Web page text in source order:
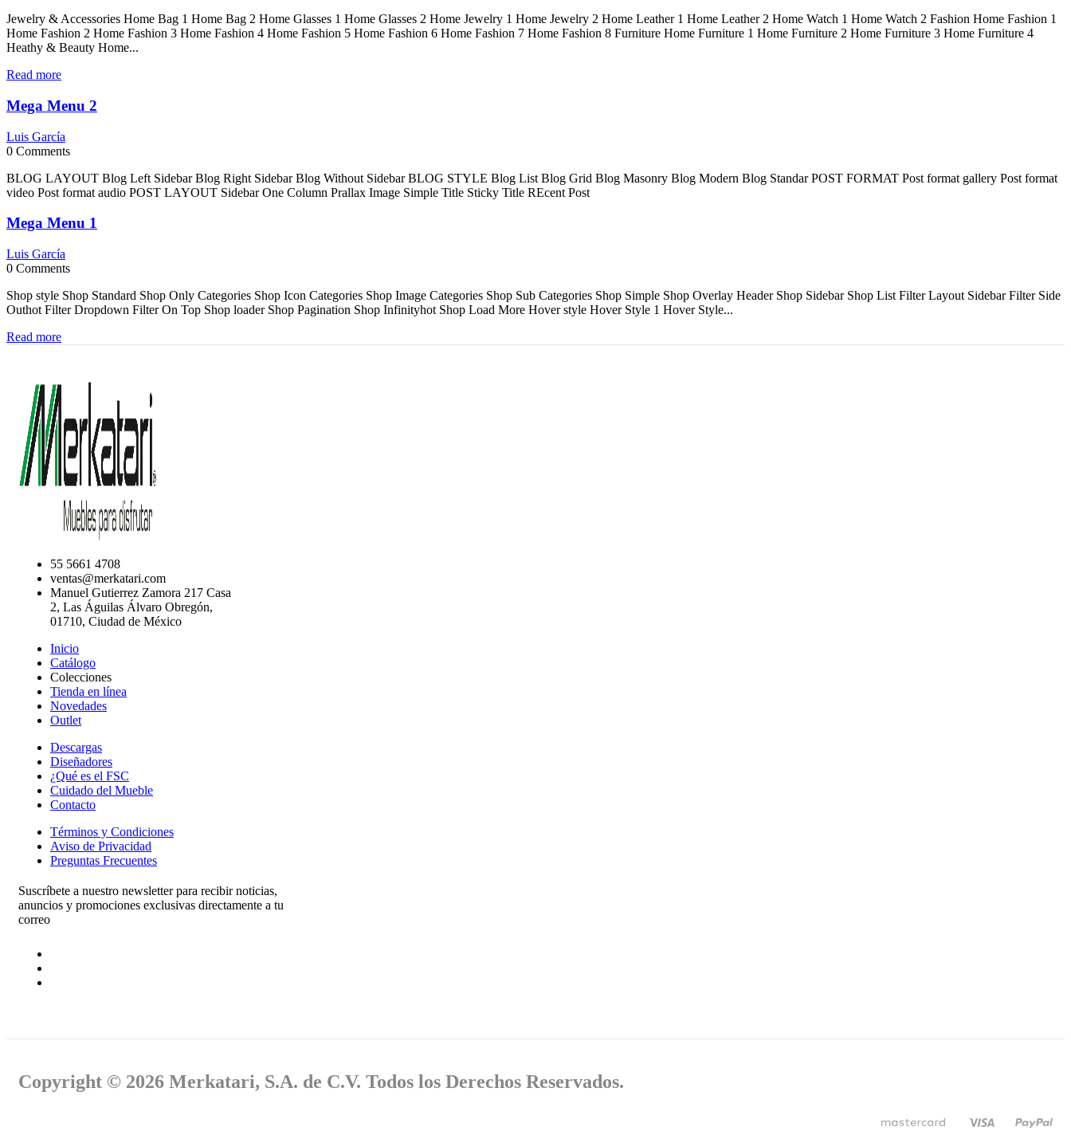
Jewelry & Accessories Home Bag 1 Home Bag 2 Home Glasses 1 Home Glasses 2 Home Jewelry 1 Home Jewelry 2 Home Leather 1 Home Leather 2 Home Watch 1 Home Watch 2 Fashion Home Fashion 1
Home Fashion 2 Home Fashion 3 Home Fashion 4 Home Fashion 5 Home Fashion 6 Home Fashion 7 Home Fashion 8 Furniture Home Furniture 1 Home Furniture 2 Home Furniture 3 Home Furniture 4
Heathy & Beauty Home...
Read more
Mega Menu 2
Luis García
0 Comments
BLOG LAYOUT Blog Left Sidebar Blog Right Sidebar Blog Without Sidebar BLOG STYLE Blog List Blog Grid Blog Masonry Blog Modern Blog Standar POST FORMAT Post format gallery Post format
video Post format audio POST LAYOUT Sidebar One Column Prallax Image Simple Title Sticky Title REcent Post
Mega Menu 1
Luis García
0 Comments
Shop style Shop Standard Shop Only Categories Shop Icon Categories Shop Image Categories Shop Sub Categories Shop Simple Shop Overlay Header Shop Sidebar Shop List Filter Layout Sidebar Filter Side
Outhot Filter Dropdown Filter On Top Shop loader Shop Pagination Shop Infinityhot Shop Load More Hover style Hover Style 1 Hover Style...
Read more
55 5661 4708
ventas@merkatari.com
Manuel Gutierrez Zamora 217 Casa
2, Las Águilas Álvaro Obregón,
01710, Ciudad de México
Inicio
Catálogo
Colecciones
Tienda en línea
Novedades
Outlet
Descargas
Diseñadores
¿Qué es el FSC
Cuidado del Mueble
Contacto
Términos y Condiciones
Aviso de Privacidad
Preguntas Frecuentes
Suscríbete a nuestro newsletter para recibir noticias,
anuncios y promociones exclusivas directamente a tu
correo
Copyright © 2026 Merkatari, S.A. de C.V. Todos los Derechos Reservados.